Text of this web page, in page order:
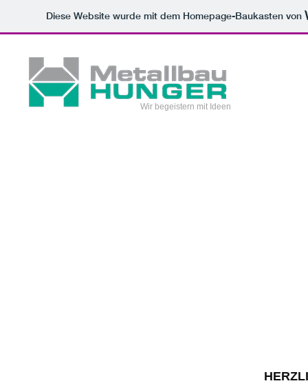
Diese Website wurde mit dem Homepage-Baukasten von
Wir begeistern mit Ideen